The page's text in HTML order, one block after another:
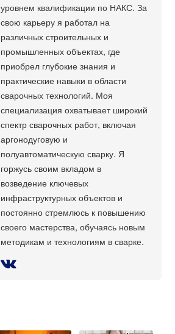
уровнем квалификации по НАКС. За
свою карьеру я работал на
различных строительных и
промышленных объектах, где
приобрел глубокие знания и
практические навыки в области
сварочных технологий. Моя
специализация охватывает широкий
спектр сварочных работ, включая
аргонодуговую и
полуавтоматическую сварку. Я
горжусь своим вкладом в
возведение ключевых
инфраструктурных объектов и
постоянно стремлюсь к повышению
своего мастерства, обучаясь новым
методикам и технологиям в сварке.